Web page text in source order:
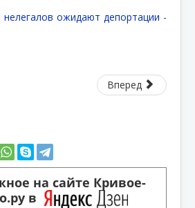
нелегалов ожидают депортации -
Вперед
на сайте Кривое-
в